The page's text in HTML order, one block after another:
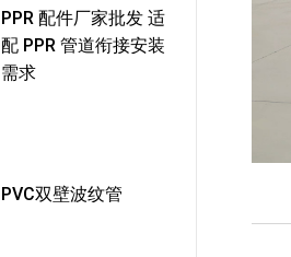
PPR 配件厂家批发 适
配 PPR 管道衔接安装
需求
PVC双壁波纹管